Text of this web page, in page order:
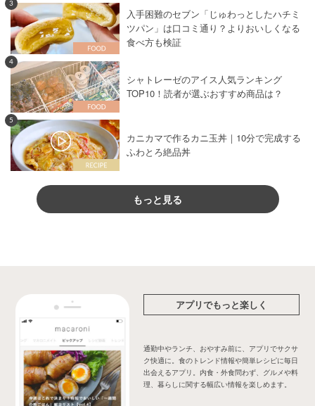
3
入手困難のセブン「じゅわっとしたハチミ
ツパン」は口コミ通り？よりおいしくなる
食べ方も検証
4
シャトレーゼのアイス人気ランキング
TOP10！読者が選ぶおすすめ商品は？
5
カニカマで作るカニ玉丼｜10分で完成する
ふわとろ絶品丼
もっと見る
アプリでもっと楽しく
通勤中やランチ、おやすみ前に、アプリでサクサ
ク快適に。食のトレンド情報や簡単レシピに毎日
出会えるアプリ。内食・外食問わず、グルメや料
理、暮らしに関する幅広い情報を楽しめます。